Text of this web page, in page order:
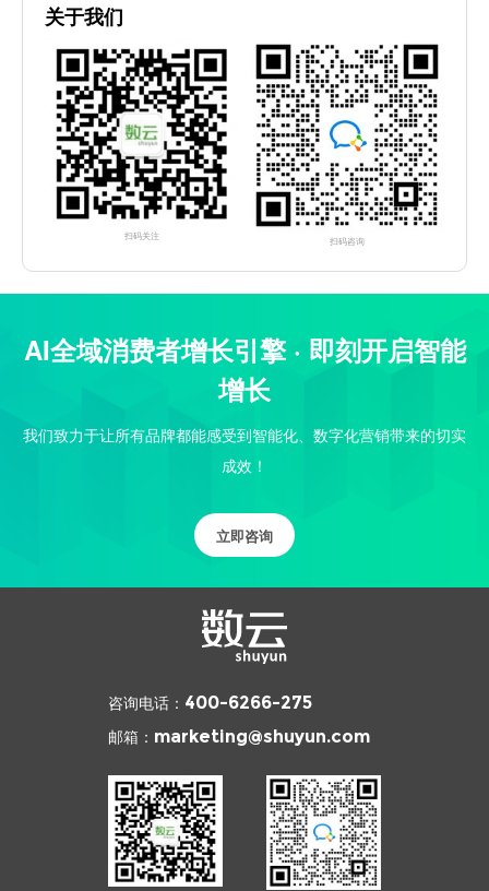
关于我们
扫码关注 扫码咨询
AI全域消费者增长引擎 · 即刻开启智能
增长
我们致力于让所有品牌都能感受到智能化、数字化营销带来的切实
成效！
立即咨询
咨询电话： 400-6266-275
邮箱： marketing@shuyun.com